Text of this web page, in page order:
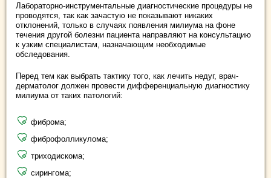
Лабораторно-инструментальные диагностические процедуры не
проводятся, так как зачастую не показывают никаких
отклонений, только в случаях появления милиума на фоне
течения другой болезни пациента направляют на консультацию
к узким специалистам, назначающим необходимые
обследования.
Перед тем как выбрать тактику того, как лечить недуг, врач-
дерматолог должен провести дифференциальную диагностику
милиума от таких патологий:
фиброма;
фиброфолликулома;
триходискома;
сирингома;